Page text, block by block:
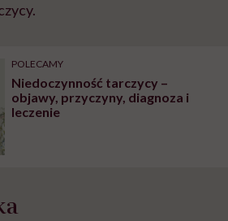
POLECAMY
Niedoczynność tarczycy –
objawy, przyczyny, diagnoza i
leczenie